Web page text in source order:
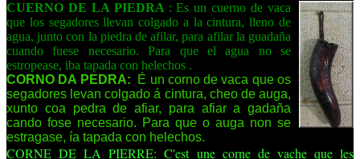
CUERNO DE LA PIEDRA : Es un cuerno de vaca
que los segadores llevan colgado a la cintura, lleno de
agua, junto con la piedra de afilar, para afilar la guadaña
cuando fuese necesario. Para que el agua no se
estropease, iba tapada con helechos .
CORNO DA PEDRA:
É un corno de vaca que os
segadores levan colgado á cintura, cheo de auga,
xunto coa pedra de afiar, para afiar a gadaña
cando fose necesario. Para que o auga non se
estragase, ía tapada con helechos.
CORNE DE LA PIERRE: C'est une corne de vache que les